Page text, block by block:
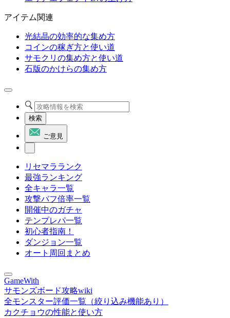
アイテム関連
光結晶の効率的な集め方
コインの稼ぎ方と使い道
サモクリの集め方と使い道
石版のかけらの集め方
検索
ご意見
リセマラランク
最強ランキング
全キャラ一覧
攻撃バフ倍率一覧
開催中のガチャ
テンプレパ一覧
初心者指南！
ダンジョン一覧
オート周回まとめ
GameWith
サモンズボード攻略wiki
全モンスター評価一覧（絞り込み機能あり）
カクチョウの性能と使い方